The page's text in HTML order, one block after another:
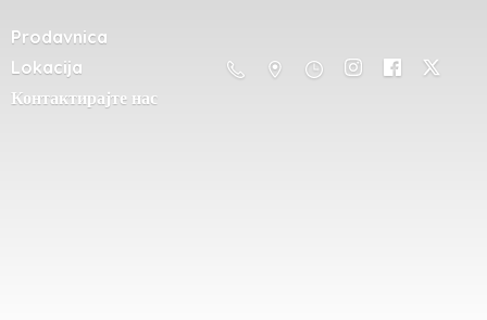
Prodavnica
Lokacija
Контактирајте нас